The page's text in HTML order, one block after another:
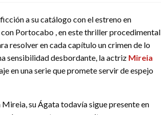
a su catálogo con el estreno en
Portocabo , en este thriller procedimental
resolver en cada capítulo un crimen de lo
sensibilidad desbordante, la actriz Mireia
en una serie que promete servir de espejo
Mireia, su Ágata todavía sigue presente en